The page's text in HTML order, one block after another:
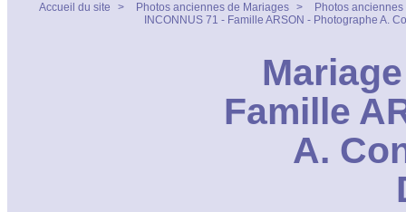
Accueil du site > Photos anciennes de Mariages >
Photos
INCONNUS 71 - Famille ARSON - Photographe A.
Famille
A.